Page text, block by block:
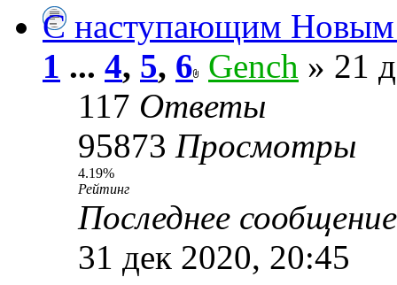
С наступающим
1 ... 4, 5, 6 Gench » 21
117 Ответы
95873 Просмотры
4.19%
Рейтинг
Последнее
31 дек 2020, 20:45